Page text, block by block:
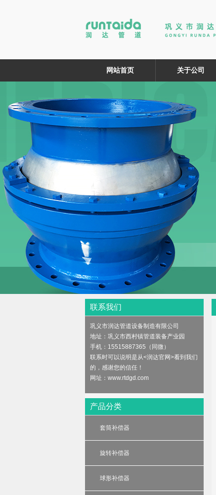
网站首页 关于公司
联系我们
巩义市润达管道设备制造有限公司
地址：巩义市西村镇管道装备产业园
手机：15515887365（同微）
联系时可以说明是从<润达官网>看到我们
的，感谢您的信任！
网址： www.rtdgd.com
产品分类
套筒补偿器
旋转补偿器
球形补偿器